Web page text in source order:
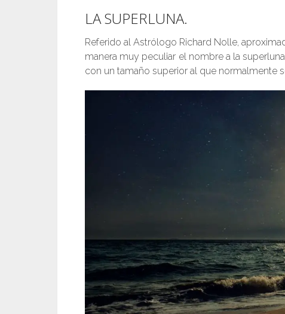
LA SUPERLUNA.
Referido al Astrólogo Richard Nolle,
manera muy peculiar el nombre a la
con un tamaño superior al que normalmente